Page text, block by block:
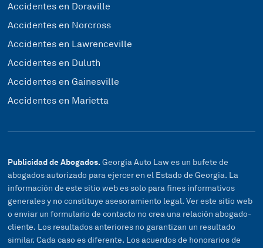
Accidentes en Doraville
Accidentes en Norcross
Accidentes en Lawrenceville
Accidentes en Duluth
Accidentes en Gainesville
Accidentes en Marietta
Publicidad de Abogados.Georgia Auto Law es un bufete de
abogados autorizado para ejercer en el Estado de Georgia. La
información de este sitio web es solo para fines informativos
generales y no constituye asesoramiento legal. Ver este sitio web
o enviar un formulario de contacto no crea una relación abogado-
cliente. Los resultados anteriores no garantizan un resultado
similar. Cada caso es diferente. Los acuerdos de honorarios de